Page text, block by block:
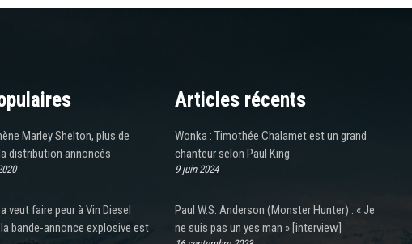
Marley Shelton, plus de
distribution annoncés
veut faire peur à Vin Diesel
bande-annonce explosive est
Articles récents
Wonka : Timothée Chalamet est un grand
chanteur selon Paul King
9 juin 2024
Paul W.S. Anderson (Monster Hunter) : « Je
ne suis pas un yes man » [interview]